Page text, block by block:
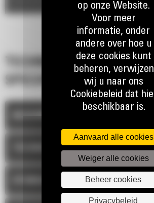
TECHNISCHE
SPECIFICATIES
BESCHRIJVING
TECHNISCHE INFORMATIE
STANDAARDUITRUSTING
op onze Website.
Voor meer
informatie, onder
andere over hoe u
deze cookies kunt
beheren, verwijzen
wij u naar ons
Cookiebeleid dat
beschikbaar is.
Aanvaard alle cookies
Weiger alle cookies
Beheer cookies
Privacybeleid